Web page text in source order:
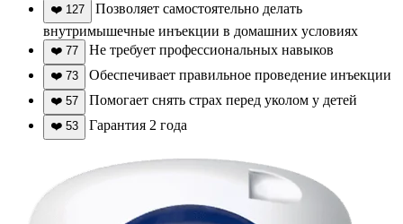
❤️ 127
Позволяет самостоятельно делать
внутримышечные инъекции в домашних условиях
❤️ 77 Не требует профессиональных навыков
❤️ 73 Обеспечивает правильное проведение инъекции
❤️ 57 Помогает снять страх перед уколом у детей
❤️ 53 Гарантия 2 года